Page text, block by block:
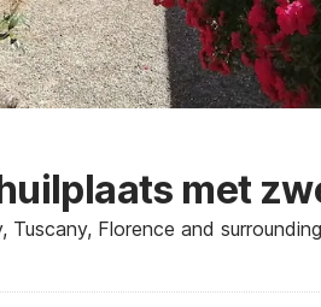
met
Florence and